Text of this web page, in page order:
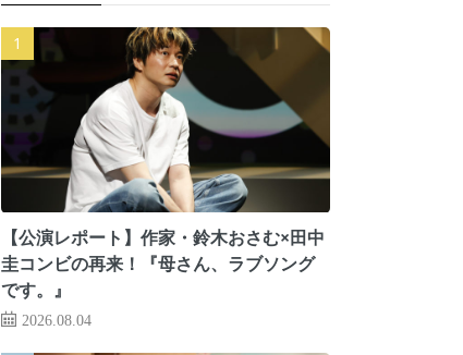
【公演レポート】作家・鈴木おさむ×田中
圭コンビの再来！『母さん、ラブソング
です。』
2026.08.04